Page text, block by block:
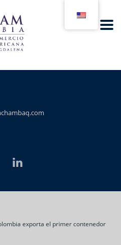
exporta el primer contenedor